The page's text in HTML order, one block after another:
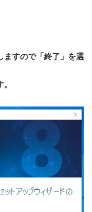
ますので「終了」を選